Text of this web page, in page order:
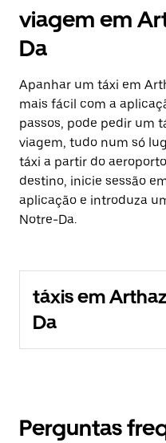
viagem em
Da
Apanhar um táxi em
mais fácil com a
passos, pode pedir um
viagem, tudo num só
táxi a partir do
destino, inicie sessão
aplicação e introduza
Notre-Da.
táxis em
Da
Perguntas